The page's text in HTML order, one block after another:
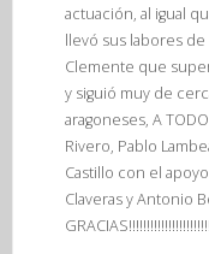
actuación, al igual
llevó sus labores de
Clemente que
y siguió muy de
aragoneses, A
Rivero, Pablo
Castillo con el
Claveras y Antonio